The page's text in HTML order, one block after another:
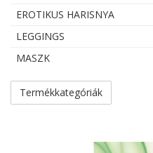
EROTIKUS HARISNYA
LEGGINGS
MASZK
Termékkategóriák